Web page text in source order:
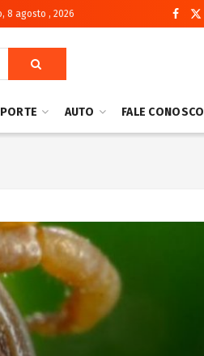
8 agosto , 2026
AUTO FALE CONOSCO